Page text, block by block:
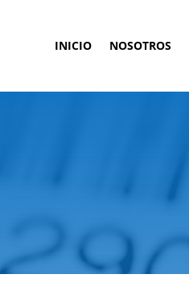
INICIO NOSOTROS